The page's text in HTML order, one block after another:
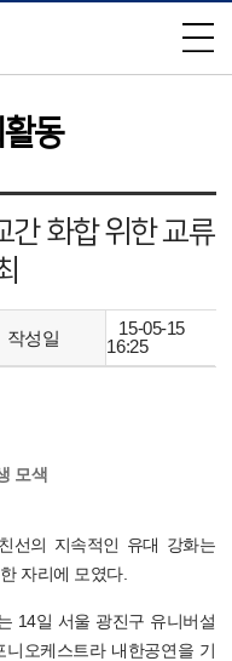
×
동
간 화합 위한 교류
작성일
15-05-15
16:25
모색
선의 지속적인 유대 강화는
자리에 모였다.
14일 서울 광진구 유니버설
오케스트라 내한공연을 기